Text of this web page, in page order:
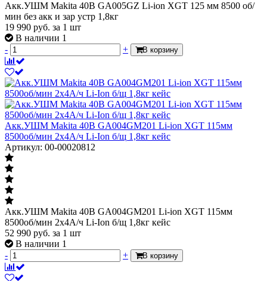
Акк.УШМ Makita 40В GA005GZ Li-ion XGT 125 мм 8500 об/
мин без акк и зар устр 1,8кг
19 990 руб. за 1 шт
В наличии 1
-
+ В корзину
Акк.УШМ Makita 40В GA004GM201 Li-ion XGT 115мм
8500об/мин 2х4А/ч Li-Ion б/щ 1,8кг кейс
Артикул: 00-00020812
Акк.УШМ Makita 40В GA004GM201 Li-ion XGT 115мм
8500об/мин 2х4А/ч Li-Ion б/щ 1,8кг кейс
52 990 руб. за 1 шт
В наличии 1
-
+ В корзину